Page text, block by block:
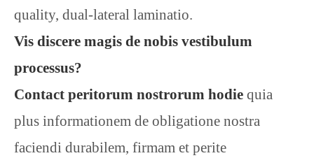
quality, dual-lateral laminatio.
Vis discere magis de nobis vestibulum
processus?
Contact peritorum nostrorum hodie quia
plus informationem de obligatione nostra
faciendi durabilem, firmam et perite